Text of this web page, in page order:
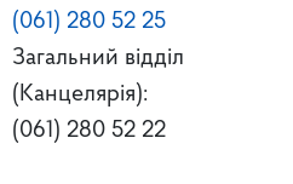
(061) 280 52 25
Загальний відділ
(Канцелярія):
(061) 280 52 22